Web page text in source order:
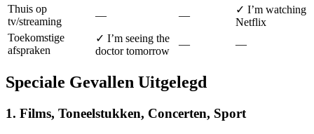
Thuis op
tv/streaming
— —
✓ I’m watching
Netflix
Toekomstige
afspraken
✓ I’m seeing the
doctor tomorrow
— —
Speciale Gevallen Uitgelegd
1. Films, Toneelstukken, Concerten, Sport